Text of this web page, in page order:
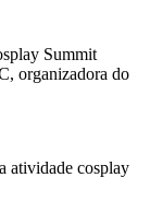
Summit
organizadora do
atividade cosplay